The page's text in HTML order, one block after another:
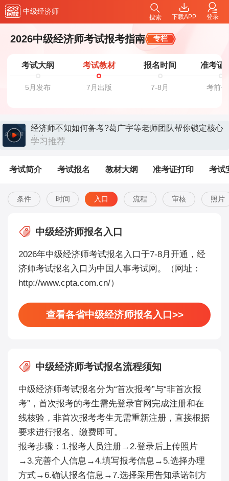
中级经济师
下载APP 登录
搜索
2026中级经济师考试报考指南 专栏
考试大纲
5月发布
考试教材
7月出版
报名时间
7-8月
准考证
考前
经济师不知如何备考?葛广宇等老师团队帮你锁定核心
考点>>
学习推荐
考试简介 考试报名 教材大纲 准考证打印 考试
条件 时间 入口 流程 审核 照片
中级经济师报名入口
2026年中级经济师考试报名入口于7-8月开通，经
济师考试报名入口为中国人事考试网。（网址：
http://www.cpta.com.cn/）
查看各省中级经济师报名入口>>
中级经济师考试报名流程须知
中级经济师考试报名分为“首次报考”与“非首次报
考”，首次报考的考生需先登录官网完成注册和在
线核验，非首次报考考生无需重新注册，直接根据
要求进行报名、缴费即可。
报考步骤：1.报考人员注册→2.登录后上传照片
→3.完善个人信息→4.填写报考信息→5.选择办理
方式→6.确认报名信息→7.选择采用告知承诺制方